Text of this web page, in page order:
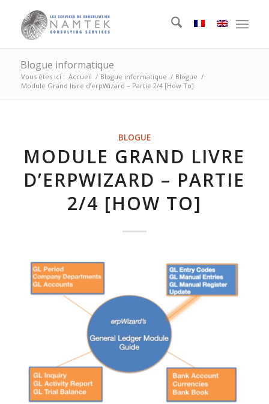
Blogue informatique
Vous êtes ici : Accueil / Blogue informatique / Blogue /
Module Grand livre d’erpWizard – Partie 2/4 [How To]
BLOGUE
MODULE GRAND LIVRE
D’ERPWIZARD – PARTIE
2/4 [HOW TO]